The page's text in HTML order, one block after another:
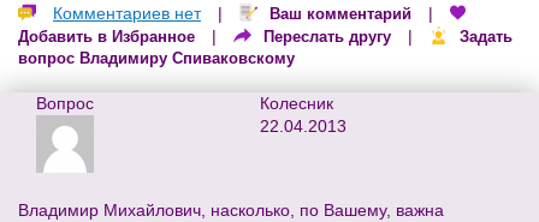
Комментариев нет | Ваш комментарий |
Добавить в Избранное | Переслать другу |
Задать
вопрос Владимиру Спиваковскому
Вопрос
Колесник
22.04.2013
Владимир Михайлович, насколько, по Вашему, важна